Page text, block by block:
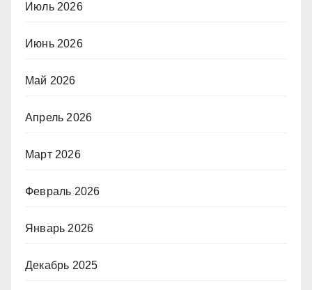
Июль 2026
Июнь 2026
Май 2026
Апрель 2026
Март 2026
Февраль 2026
Январь 2026
Декабрь 2025